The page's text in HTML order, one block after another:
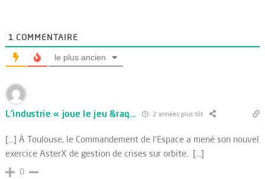
1 COMMENTAIRE
le plus ancien
L’industrie « joue le jeu &raq... 2 années plus tôt
[…] À Toulouse, le Commandement de l'Espace a mené son nouvel
exercice AsterX de gestion de crises sur orbite. […]
0